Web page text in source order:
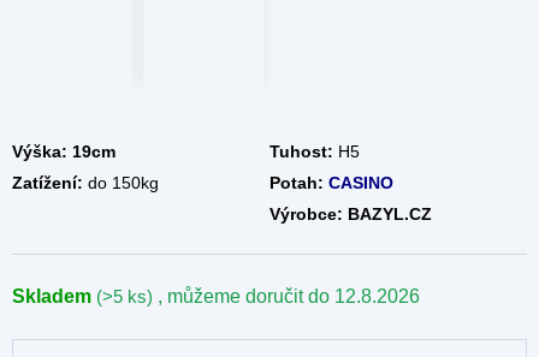
Skladem (>5 ks) , můžeme doručit do 12.8.2026
Výška: 19cm Tuhost: H5
Zatížení: do 150kg Potah: CASINO
Výrobce: BAZYL.CZ